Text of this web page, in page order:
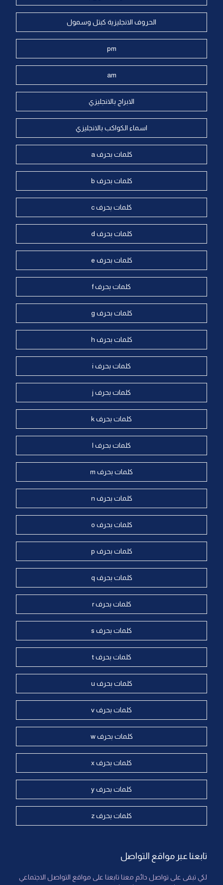
الحروف الانجليزية كبتل وسمول
pm
am
الابراج بالانجليزي
اسماء الكواكب بالانجليزي
كلمات بحرف a
كلمات بحرف b
كلمات بحرف c
كلمات بحرف d
كلمات بحرف e
كلمات بحرف f
كلمات بحرف g
كلمات بحرف h
كلمات بحرف i
كلمات بحرف j
كلمات بحرف k
كلمات بحرف l
كلمات بحرف m
كلمات بحرف n
كلمات بحرف o
كلمات بحرف p
كلمات بحرف q
كلمات بحرف r
كلمات بحرف s
كلمات بحرف t
كلمات بحرف u
كلمات بحرف v
كلمات بحرف w
كلمات بحرف x
كلمات بحرف y
كلمات بحرف z
تابعنا عبر مواقع التواصل
لكي تبقى على تواصل دائم معنا تابعنا على مواقع التواصل الاجتماعي